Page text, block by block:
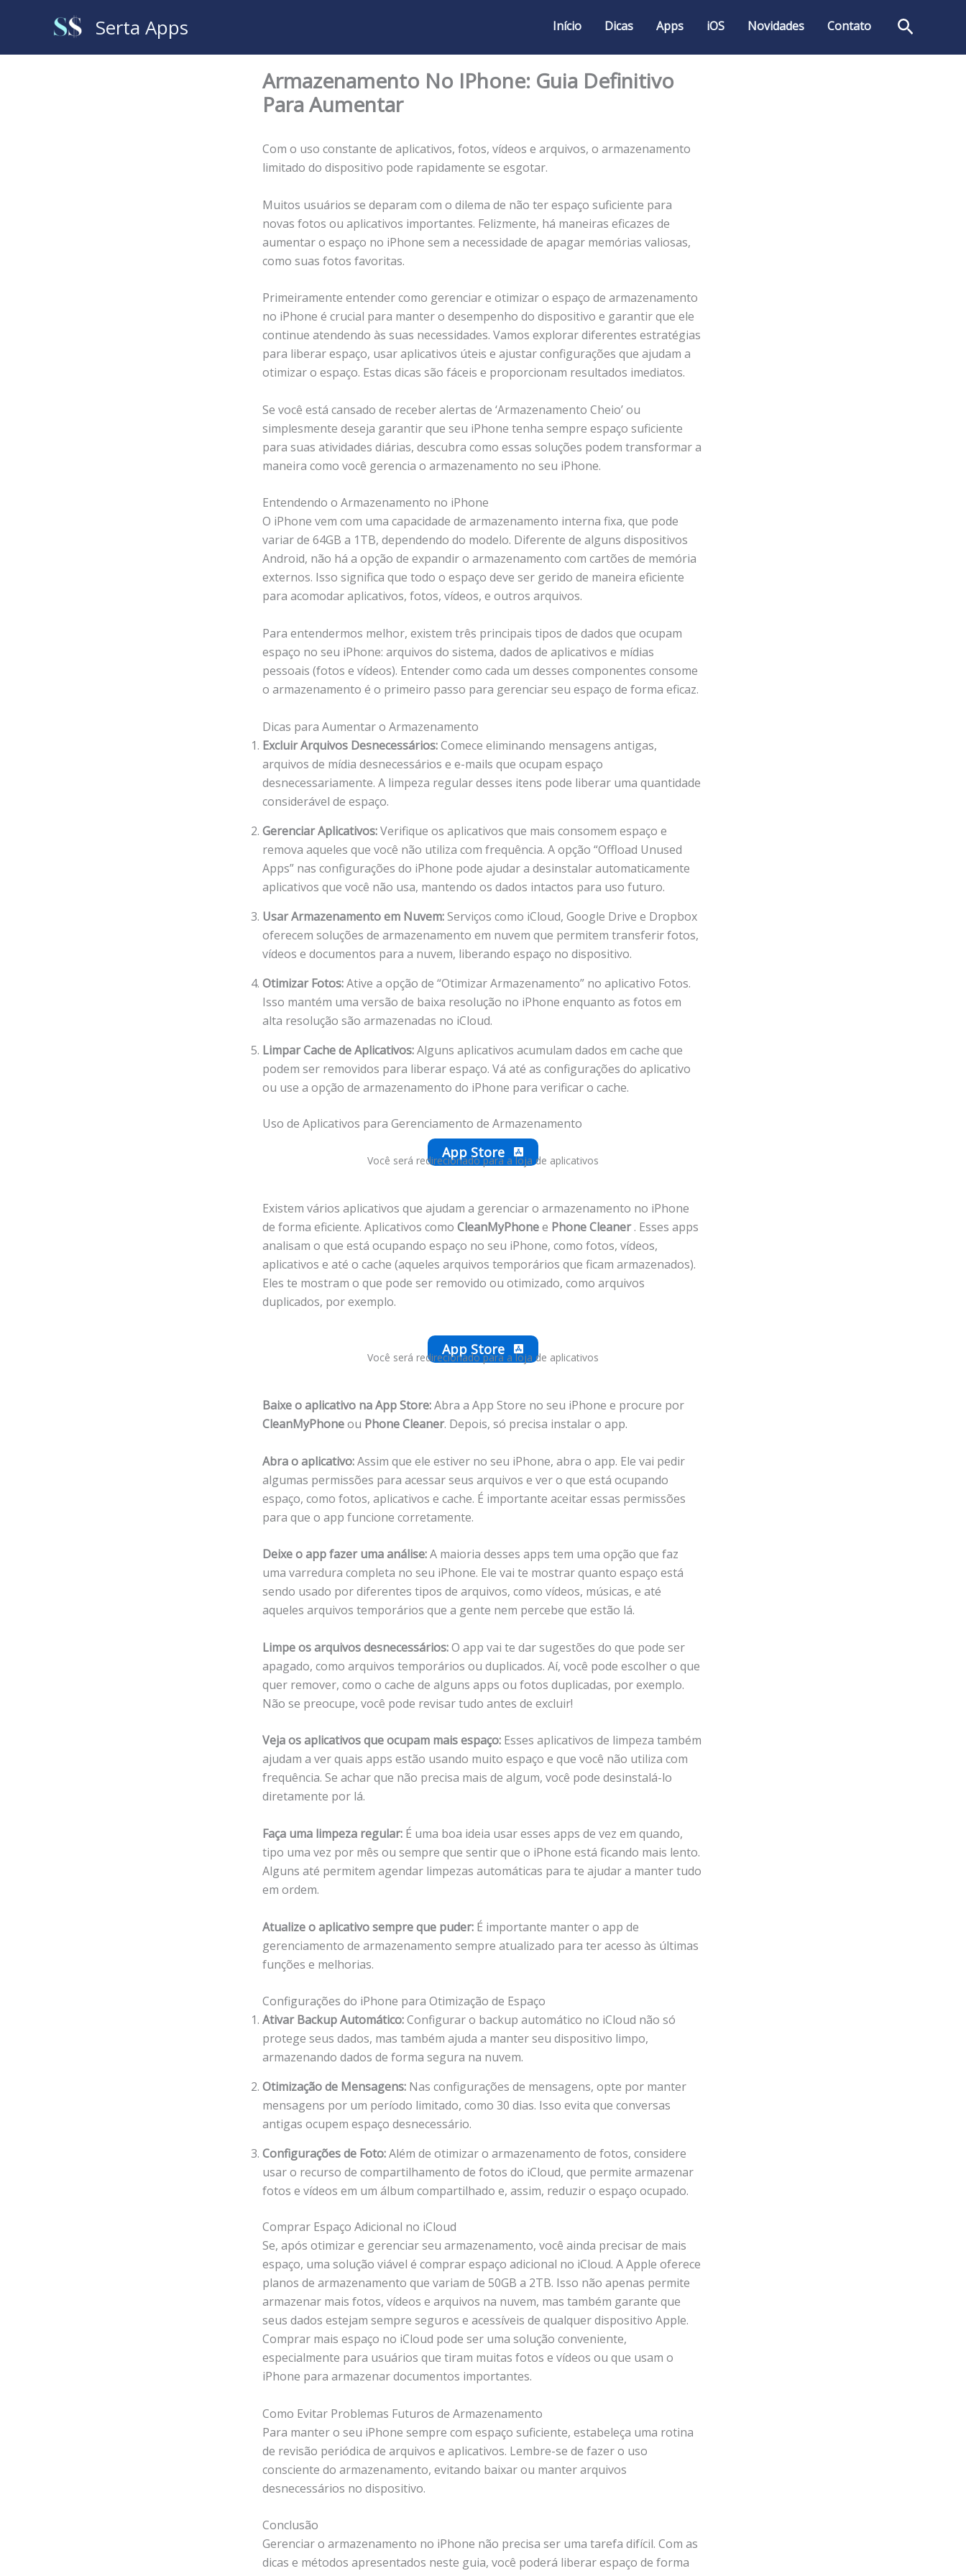
Serta Apps Início Dicas Apps iOS Novidades Contato
Armazenamento No IPhone: Guia Definitivo
Para Aumentar
Com o uso constante de aplicativos, fotos, vídeos e arquivos, o armazenamento
limitado do dispositivo pode rapidamente se esgotar.
Muitos usuários se deparam com o dilema de não ter espaço suficiente para
novas fotos ou aplicativos importantes. Felizmente, há maneiras eficazes de
aumentar o espaço no iPhone sem a necessidade de apagar memórias valiosas,
como suas fotos favoritas.
Primeiramente entender como gerenciar e otimizar o espaço de armazenamento
no iPhone é crucial para manter o desempenho do dispositivo e garantir que ele
continue atendendo às suas necessidades. Vamos explorar diferentes estratégias
para liberar espaço, usar aplicativos úteis e ajustar configurações que ajudam a
otimizar o espaço. Estas dicas são fáceis e proporcionam resultados imediatos.
Se você está cansado de receber alertas de ‘Armazenamento Cheio’ ou
simplesmente deseja garantir que seu iPhone tenha sempre espaço suficiente
para suas atividades diárias, descubra como essas soluções podem transformar a
maneira como você gerencia o armazenamento no seu iPhone.
Entendendo o Armazenamento no iPhone
O iPhone vem com uma capacidade de armazenamento interna fixa, que pode
variar de 64GB a 1TB, dependendo do modelo. Diferente de alguns dispositivos
Android, não há a opção de expandir o armazenamento com cartões de memória
externos. Isso significa que todo o espaço deve ser gerido de maneira eficiente
para acomodar aplicativos, fotos, vídeos, e outros arquivos.
Para entendermos melhor, existem três principais tipos de dados que ocupam
espaço no seu iPhone: arquivos do sistema, dados de aplicativos e mídias
pessoais (fotos e vídeos). Entender como cada um desses componentes consome
o armazenamento é o primeiro passo para gerenciar seu espaço de forma eficaz.
Dicas para Aumentar o Armazenamento
Excluir Arquivos Desnecessários:Comece eliminando mensagens antigas,
arquivos de mídia desnecessários e e-mails que ocupam espaço
desnecessariamente. A limpeza regular desses itens pode liberar uma quantidade
considerável de espaço.
Gerenciar Aplicativos:Verifique os aplicativos que mais consomem espaço e
remova aqueles que você não utiliza com frequência. A opção “Offload Unused
Apps” nas configurações do iPhone pode ajudar a desinstalar automaticamente
aplicativos que você não usa, mantendo os dados intactos para uso futuro.
Usar Armazenamento em Nuvem:Serviços como iCloud, Google Drive e Dropbox
oferecem soluções de armazenamento em nuvem que permitem transferir fotos,
vídeos e documentos para a nuvem, liberando espaço no dispositivo.
Otimizar Fotos:Ative a opção de “Otimizar Armazenamento” no aplicativo Fotos.
Isso mantém uma versão de baixa resolução no iPhone enquanto as fotos em
alta resolução são armazenadas no iCloud.
Limpar Cache de Aplicativos:Alguns aplicativos acumulam dados em cache que
podem ser removidos para liberar espaço. Vá até as configurações do aplicativo
ou use a opção de armazenamento do iPhone para verificar o cache.
Uso de Aplicativos para Gerenciamento de Armazenamento
App Store
Você será redirecionado para a loja de aplicativos
Existem vários aplicativos que ajudam a gerenciar o armazenamento no iPhone
de forma eficiente. Aplicativos como CleanMyPhonee Phone Cleaner. Esses apps
analisam o que está ocupando espaço no seu iPhone, como fotos, vídeos,
aplicativos e até o cache (aqueles arquivos temporários que ficam armazenados).
Eles te mostram o que pode ser removido ou otimizado, como arquivos
duplicados, por exemplo.
App Store
Você será redirecionado para a loja de aplicativos
Baixe o aplicativo na App Store:Abra a App Store no seu iPhone e procure por
CleanMyPhoneou Phone Cleaner. Depois, só precisa instalar o app.
Abra o aplicativo:Assim que ele estiver no seu iPhone, abra o app. Ele vai pedir
algumas permissões para acessar seus arquivos e ver o que está ocupando
espaço, como fotos, aplicativos e cache. É importante aceitar essas permissões
para que o app funcione corretamente.
Deixe o app fazer uma análise:A maioria desses apps tem uma opção que faz
uma varredura completa no seu iPhone. Ele vai te mostrar quanto espaço está
sendo usado por diferentes tipos de arquivos, como vídeos, músicas, e até
aqueles arquivos temporários que a gente nem percebe que estão lá.
Limpe os arquivos desnecessários:O app vai te dar sugestões do que pode ser
apagado, como arquivos temporários ou duplicados. Aí, você pode escolher o que
quer remover, como o cache de alguns apps ou fotos duplicadas, por exemplo.
Não se preocupe, você pode revisar tudo antes de excluir!
Veja os aplicativos que ocupam mais espaço: Esses aplicativos de limpeza também
ajudam a ver quais apps estão usando muito espaço e que você não utiliza com
frequência. Se achar que não precisa mais de algum, você pode desinstalá-lo
diretamente por lá.
Faça uma limpeza regular: É uma boa ideia usar esses apps de vez em quando,
tipo uma vez por mês ou sempre que sentir que o iPhone está ficando mais lento.
Alguns até permitem agendar limpezas automáticas para te ajudar a manter tudo
em ordem.
Atualize o aplicativo sempre que puder: É importante manter o app de
gerenciamento de armazenamento sempre atualizado para ter acesso às últimas
funções e melhorias.
Configurações do iPhone para Otimização de Espaço
Ativar Backup Automático:Configurar o backup automático no iCloud não só
protege seus dados, mas também ajuda a manter seu dispositivo limpo,
armazenando dados de forma segura na nuvem.
Otimização de Mensagens: Nas configurações de mensagens, opte por manter
mensagens por um período limitado, como 30 dias. Isso evita que conversas
antigas ocupem espaço desnecessário.
Configurações de Foto:Além de otimizar o armazenamento de fotos, considere
usar o recurso de compartilhamento de fotos do iCloud, que permite armazenar
fotos e vídeos em um álbum compartilhado e, assim, reduzir o espaço ocupado.
Comprar Espaço Adicional no iCloud
Se, após otimizar e gerenciar seu armazenamento, você ainda precisar de mais
espaço, uma solução viável é comprar espaço adicional no iCloud. A Apple oferece
planos de armazenamento que variam de 50GB a 2TB. Isso não apenas permite
armazenar mais fotos, vídeos e arquivos na nuvem, mas também garante que
seus dados estejam sempre seguros e acessíveis de qualquer dispositivo Apple.
Comprar mais espaço no iCloud pode ser uma solução conveniente,
especialmente para usuários que tiram muitas fotos e vídeos ou que usam o
iPhone para armazenar documentos importantes.
Como Evitar Problemas Futuros de Armazenamento
Para manter o seu iPhone sempre com espaço suficiente, estabeleça uma rotina
de revisão periódica de arquivos e aplicativos. Lembre-se de fazer o uso
consciente do armazenamento, evitando baixar ou manter arquivos
desnecessários no dispositivo.
Conclusão
Gerenciar o armazenamento no iPhone não precisa ser uma tarefa difícil. Com as
dicas e métodos apresentados neste guia, você poderá liberar espaço de forma